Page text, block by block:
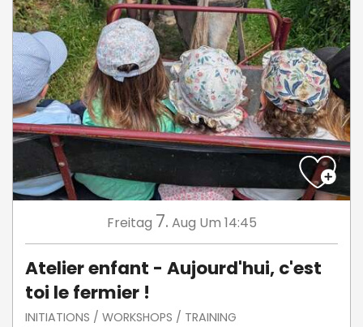
Freitag 7. Aug Um 14:45
Atelier enfant - Aujourd'hui, c'est
toi le fermier !
INITIATIONS / WORKSHOPS / TRAINING